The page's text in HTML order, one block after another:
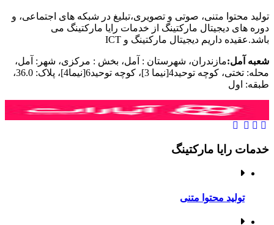
تولید محتوا متنی، صوتی و تصویری،تبلیغ در شبکه های اجتماعی، و
دوره های دیجیتال مارکتینگ از خدمات رایا مارکتینگ می
باشد.عقیده داریم دیجیتال مارکتینگ و ‌ICT
شعبه آمل:مازندران، شهرستان : آمل، بخش : مرکزی، شهر: آمل،
محله: تختی، کوچه توحید4[نیما 3]، کوچه توحید6[نیما4]، پلاک: 36.0،
طبقه: اول
خدمات رایا مارکتینگ
تولید محتوا متنی